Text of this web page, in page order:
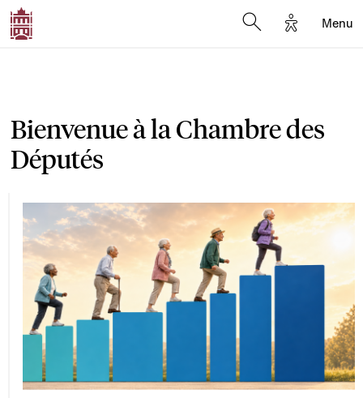
Options
Menu
Bienvenue à la Chambre des
Députés